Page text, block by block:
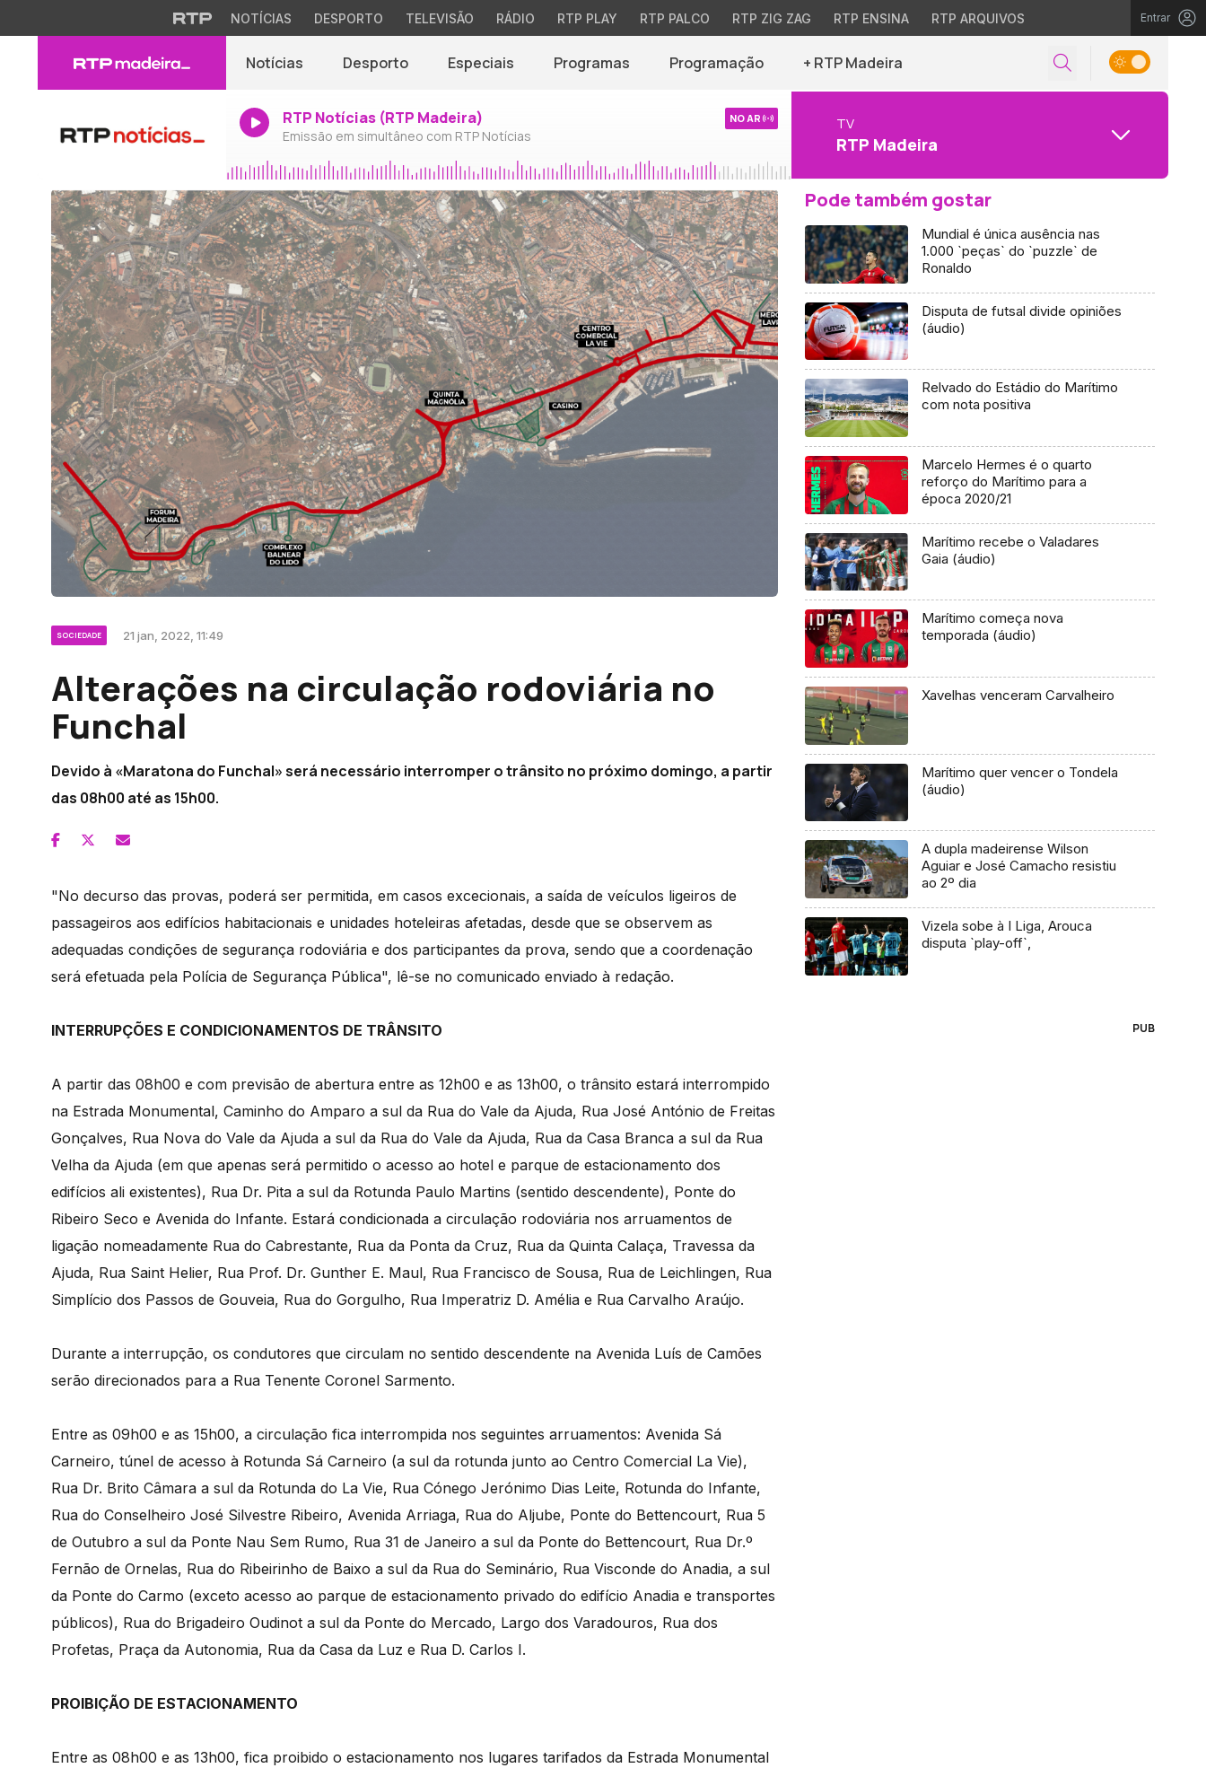
NOTÍCIAS DESPORTO TELEVISÃO RÁDIO RTP PLAY RTP PALCO RTP ZIG ZAG RTP ENSINA RTP ARQUIVOS Entrar
Notícias Desporto Especiais Programas Programação + RTP Madeira
RTP Notícias (RTP Madeira)
Emissão em simultâneo com RTP Notícias
NO AR TV
RTP Madeira
SOCIEDADE 21 jan, 2022, 11:49
Alterações na circulação rodoviária no
Funchal
Devido à «Maratona do Funchal» será necessário interromper o trânsito no próximo domingo, a partir
das 08h00 até as 15h00.
"No decurso das provas, poderá ser permitida, em casos excecionais, a saída de veículos ligeiros de
passageiros aos edifícios habitacionais e unidades hoteleiras afetadas, desde que se observem as
adequadas condições de segurança rodoviária e dos participantes da prova, sendo que a coordenação
será efetuada pela Polícia de Segurança Pública", lê-se no comunicado enviado à redação.
INTERRUPÇÕES E CONDICIONAMENTOS DE TRÂNSITO
A partir das 08h00 e com previsão de abertura entre as 12h00 e as 13h00, o trânsito estará interrompido
na Estrada Monumental, Caminho do Amparo a sul da Rua do Vale da Ajuda, Rua José António de Freitas
Gonçalves, Rua Nova do Vale da Ajuda a sul da Rua do Vale da Ajuda, Rua da Casa Branca a sul da Rua
Velha da Ajuda (em que apenas será permitido o acesso ao hotel e parque de estacionamento dos
edifícios ali existentes), Rua Dr. Pita a sul da Rotunda Paulo Martins (sentido descendente), Ponte do
Ribeiro Seco e Avenida do Infante. Estará condicionada a circulação rodoviária nos arruamentos de
ligação nomeadamente Rua do Cabrestante, Rua da Ponta da Cruz, Rua da Quinta Calaça, Travessa da
Ajuda, Rua Saint Helier, Rua Prof. Dr. Gunther E. Maul, Rua Francisco de Sousa, Rua de Leichlingen, Rua
Simplício dos Passos de Gouveia, Rua do Gorgulho, Rua Imperatriz D. Amélia e Rua Carvalho Araújo.
Durante a interrupção, os condutores que circulam no sentido descendente na Avenida Luís de Camões
serão direcionados para a Rua Tenente Coronel Sarmento.
Entre as 09h00 e as 15h00, a circulação fica interrompida nos seguintes arruamentos: Avenida Sá
Carneiro, túnel de acesso à Rotunda Sá Carneiro (a sul da rotunda junto ao Centro Comercial La Vie),
Rua Dr. Brito Câmara a sul da Rotunda do La Vie, Rua Cónego Jerónimo Dias Leite, Rotunda do Infante,
Rua do Conselheiro José Silvestre Ribeiro, Avenida Arriaga, Rua do Aljube, Ponte do Bettencourt, Rua 5
de Outubro a sul da Ponte Nau Sem Rumo, Rua 31 de Janeiro a sul da Ponte do Bettencourt, Rua Dr.º
Fernão de Ornelas, Rua do Ribeirinho de Baixo a sul da Rua do Seminário, Rua Visconde do Anadia, a sul
da Ponte do Carmo (exceto acesso ao parque de estacionamento privado do edifício Anadia e transportes
públicos), Rua do Brigadeiro Oudinot a sul da Ponte do Mercado, Largo dos Varadouros, Rua dos
Profetas, Praça da Autonomia, Rua da Casa da Luz e Rua D. Carlos I.
PROIBIÇÃO DE ESTACIONAMENTO
Entre as 08h00 e as 13h00, fica proibido o estacionamento nos lugares tarifados da Estrada Monumental
Pode também gostar
Mundial é única ausência nas
1.000 `peças` do `puzzle` de
Ronaldo
Disputa de futsal divide opiniões
(áudio)
Relvado do Estádio do Marítimo
com nota positiva
Marcelo Hermes é o quarto
reforço do Marítimo para a
época 2020/21
Marítimo recebe o Valadares
Gaia (áudio)
Marítimo começa nova
temporada (áudio)
Xavelhas venceram Carvalheiro
Marítimo quer vencer o Tondela
(áudio)
A dupla madeirense Wilson
Aguiar e José Camacho resistiu
ao 2º dia
Vizela sobe à I Liga, Arouca
disputa `play-off`,
PUB